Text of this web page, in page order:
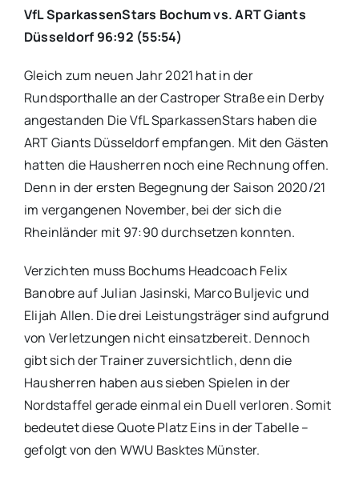
VfL SparkassenStars Bochum vs. ART Giants
Düsseldorf 96:92 (55:54)
Gleich zum neuen Jahr 2021 hat in der
Rundsporthalle an der Castroper Straße ein Derby
angestanden Die VfL SparkassenStars haben die
ART Giants Düsseldorf empfangen. Mit den Gästen
hatten die Hausherren noch eine Rechnung offen.
Denn in der ersten Begegnung der Saison 2020/21
im vergangenen November, bei der sich die
Rheinländer mit 97:90 durchsetzen konnten.
Verzichten muss Bochums Headcoach Felix
Banobre auf Julian Jasinski, Marco Buljevic und
Elijah Allen. Die drei Leistungsträger sind aufgrund
von Verletzungen nicht einsatzbereit. Dennoch
gibt sich der Trainer zuversichtlich, denn die
Hausherren haben aus sieben Spielen in der
Nordstaffel gerade einmal ein Duell verloren. Somit
bedeutet diese Quote Platz Eins in der Tabelle –
gefolgt von den WWU Basktes Münster.